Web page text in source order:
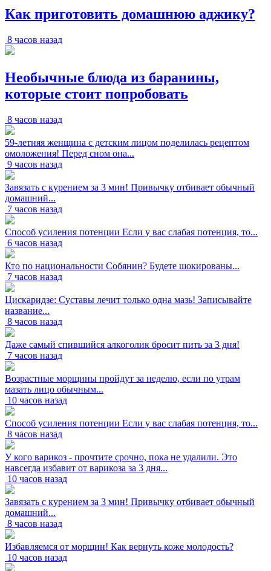
Как приготовить домашнюю аджику?
8 часов назад
Необычные блюда из баранины,
которые стоит попробовать
8 часов назад
59-летняя женщина с детским лицом поделилась рецептом
омоложения! Перед сном она...
9 часов назад
Завязать с курением за 3 мин! Привычку отбивает обычный
домашний...
7 часов назад
Способ усиления потенции Если у вас слабая потенция, то...
6 часов назад
Кто по национальности Собянин? Будете шокированы...
7 часов назад
Цискаридзе: Суставы лечит только одна мазь! Записывайте
название...
8 часов назад
Даже самый спившийся алкоголик бросит пить за 3 дня!
7 часов назад
Возрастные морщины пройдут за неделю, если по утрам
мазать лицо обычным...
10 часов назад
Способ усиления потенции Если у вас слабая потенция, то...
8 часов назад
У кого варикоз - прочтите срочно, пока не удалили. Это
навсегда избавит от варикоза за 3 дня...
10 часов назад
Завязать с курением за 3 мин! Привычку отбивает обычный
домашний...
8 часов назад
Избавляемся от морщин! Как вернуть коже молодость?
10 часов назад